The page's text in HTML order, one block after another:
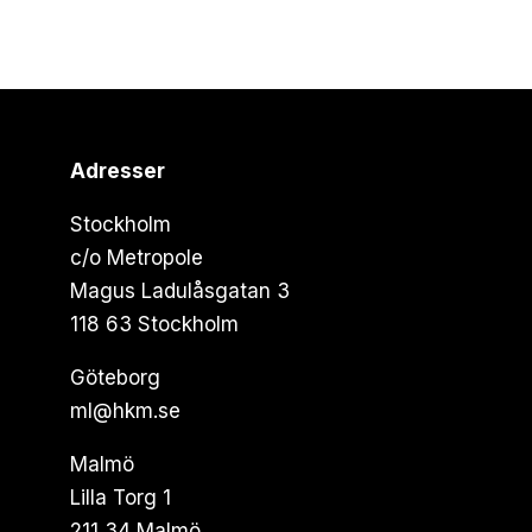
Adresser
Stockholm
c/o Metropole
Magus Ladulåsgatan 3
118 63 Stockholm
Göteborg
ml@hkm.se
Malmö
Lilla Torg 1